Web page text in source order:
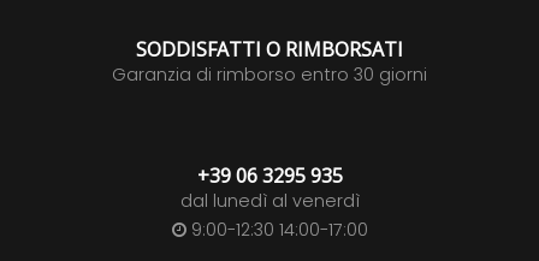
SODDISFATTI O RIMBORSATI
Garanzia di rimborso entro 30 giorni
+39 06 3295 935
dal lunedì al venerdì
9:00-12:30 14:00-17:00